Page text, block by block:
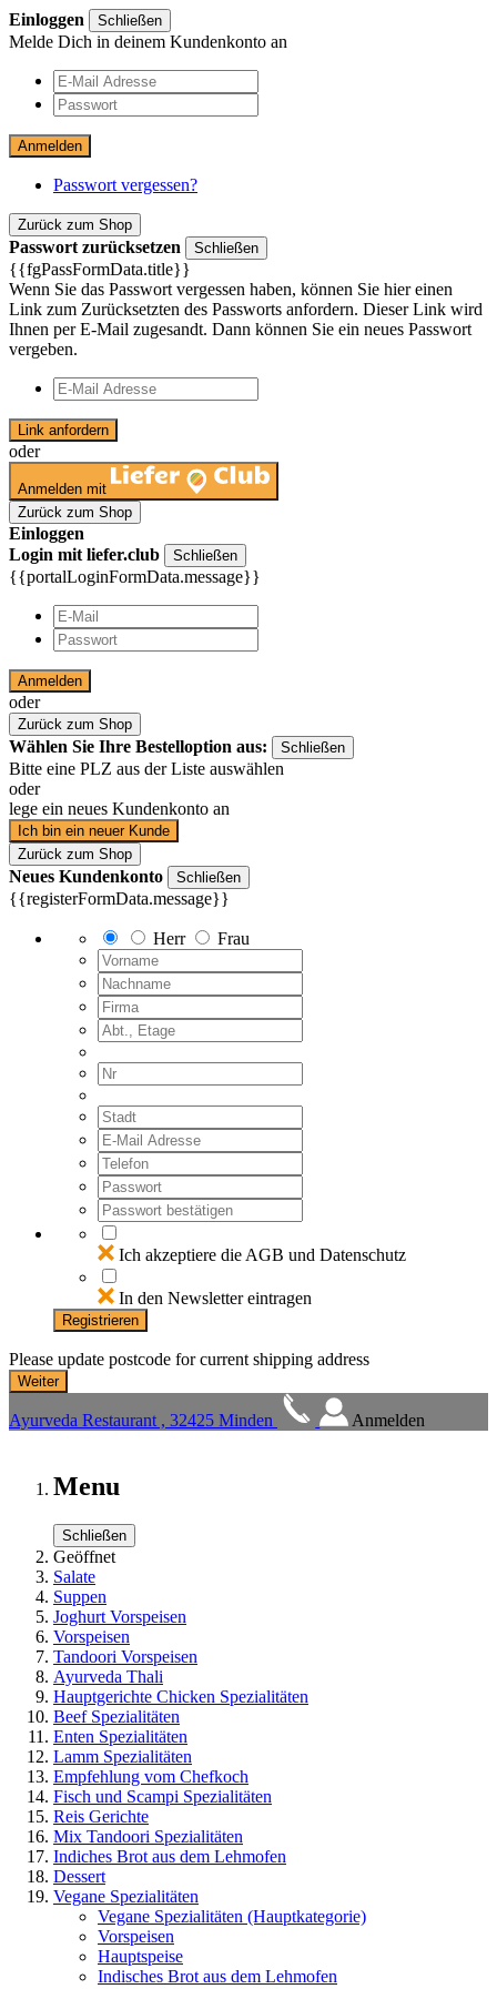
Einloggen Schließen
Melde Dich in deinem Kundenkonto an
Anmelden
Passwort vergessen?
Zurück zum Shop
Passwort zurücksetzen Schließen
{{fgPassFormData.title}}
Wenn Sie das Passwort vergessen haben, können Sie hier einen
Link zum Zurücksetzten des Passworts anfordern. Dieser Link wird
Ihnen per E-Mail zugesandt. Dann können Sie ein neues Passwort
vergeben.
Link anfordern
oder
Anmelden mit
Zurück zum Shop
Einloggen
Login mit liefer.club
Schließen
{{portalLoginFormData.message}}
Anmelden
oder
Zurück zum Shop
Wählen Sie Ihre Bestelloption aus: Schließen
Bitte eine PLZ aus der Liste auswählen
oder
lege ein neues Kundenkonto an
Ich bin ein neuer Kunde
Zurück zum Shop
Neues Kundenkonto Schließen
{{registerFormData.message}}
Herr Frau
Ich akzeptiere die AGB und Datenschutz
In den Newsletter eintragen
Registrieren
Please update postcode for current shipping address
Ayurveda Restaurant , 32425 Minden Anmelden
Menu
Schließen
Geöffnet
Salate
Suppen
Joghurt Vorspeisen
Vorspeisen
Tandoori Vorspeisen
Ayurveda Thali
Hauptgerichte Chicken Spezialitäten
Beef Spezialitäten
Enten Spezialitäten
Lamm Spezialitäten
Empfehlung vom Chefkoch
Fisch und Scampi Spezialitäten
Reis Gerichte
Mix Tandoori Spezialitäten
Indiches Brot aus dem Lehmofen
Dessert
Vegane Spezialitäten
Vegane Spezialitäten (Hauptkategorie)
Vorspeisen
Hauptspeise
Indisches Brot aus dem Lehmofen